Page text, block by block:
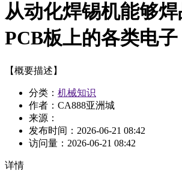
从动化焊锡机能够
PCB板上的各类电子
【概要描述】
分类： 机械知识
作者：CA888亚洲城
来源：
发布时间： 2026-06-21 08:42
访问量： 2026-06-21 08:42
详情